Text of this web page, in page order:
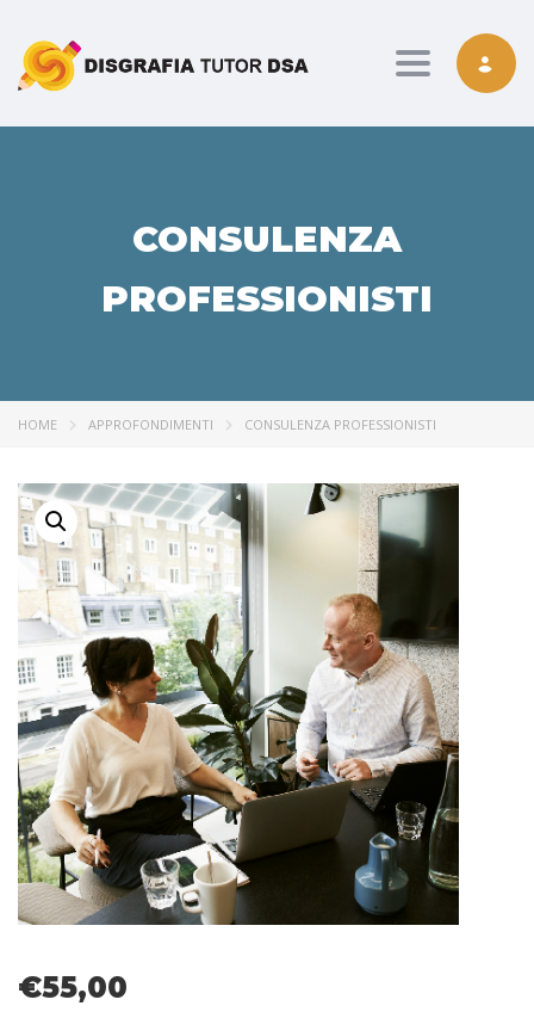
Toggle
CONSULENZA
PROFESSIONISTI
HOME APPROFONDIMENTI CONSULENZA PROFESSIONISTI
€55,00